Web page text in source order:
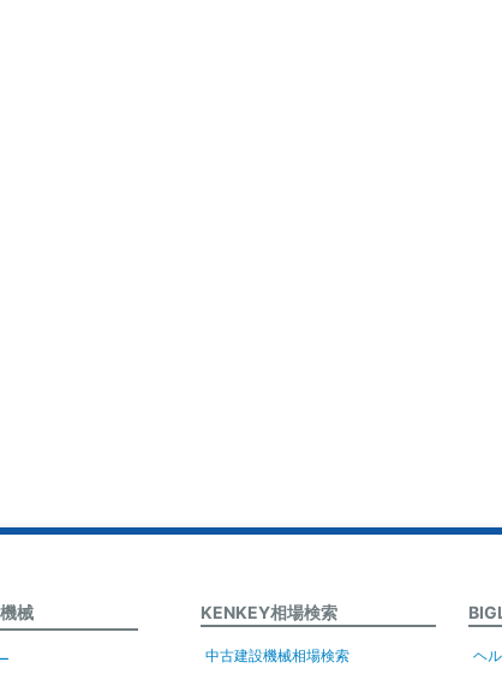
械 KENKEY相場検索
中古建設機械相場検索
ヘ